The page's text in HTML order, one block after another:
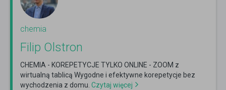
chemia
Filip Olstron
CHEMIA - KOREPETYCJE TYLKO ONLINE - ZOOM z
wirtualną tablicą Wygodne i efektywne korepetycje bez
wychodzenia z domu. Czytaj więcej